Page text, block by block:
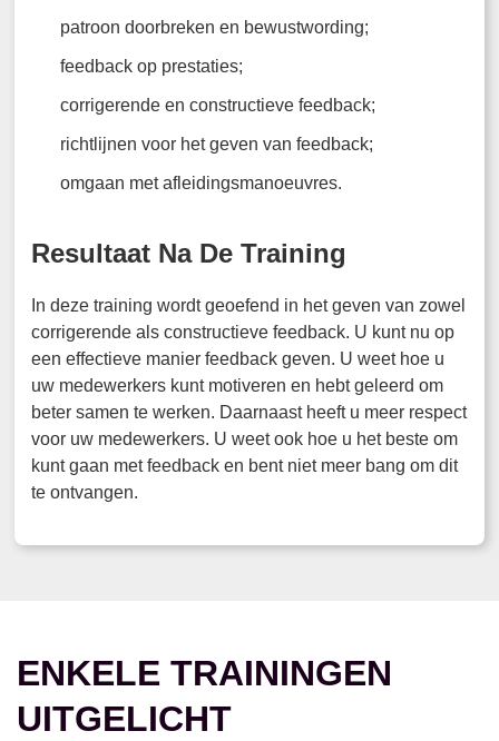
patroon doorbreken en bewustwording;
feedback op prestaties;
corrigerende en constructieve feedback;
richtlijnen voor het geven van feedback;
omgaan met afleidingsmanoeuvres.
Resultaat Na De Training
In deze training wordt geoefend in het geven van zowel
corrigerende als constructieve feedback. U kunt nu op
een effectieve manier feedback geven. U weet hoe u
uw medewerkers kunt motiveren en hebt geleerd om
beter samen te werken. Daarnaast heeft u meer respect
voor uw medewerkers. U weet ook hoe u het beste om
kunt gaan met feedback en bent niet meer bang om dit
te ontvangen.
ENKELE TRAININGEN
UITGELICHT